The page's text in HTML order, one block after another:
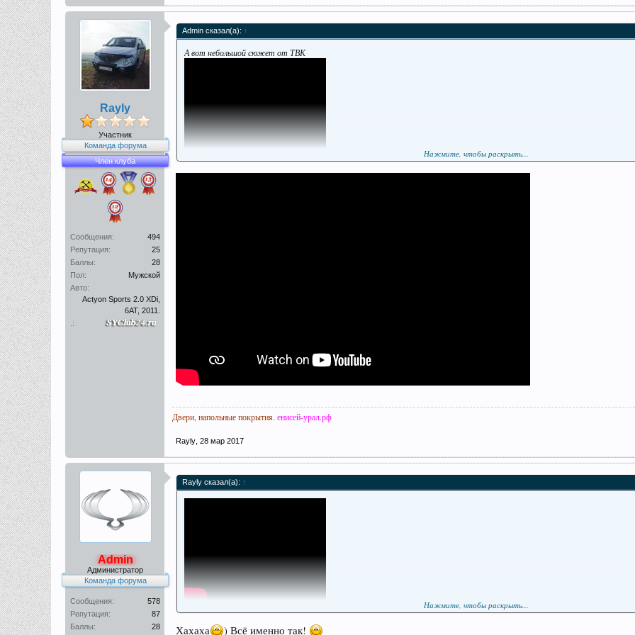
Rayly
Участник
Команда форума
Член клуба
Сообщения:
494
Репутация:
25
Баллы:
28
Пол:
Мужской
Авто:
Actyon Sports 2.0 XDi,
6AT, 2011.
.:
Admin сказал(а): ↑
А вот небольшой сюжет от ТВК
Смотреть с 14:15
Нажмите, чтобы раскрыть...
Двери, напольные покрытия. енисей-урал.рф
Rayly 28 мар 2017
Admin
Администратор
Команда форума
Сообщения:
578
Репутация:
87
Баллы:
28
Rayly сказал(а): ↑
Нажмите, чтобы раскрыть...
Хахаха ) Всё именно так!